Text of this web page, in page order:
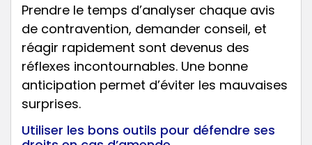
Prendre le temps d’analyser chaque avis
de contravention, demander conseil, et
réagir rapidement sont devenus des
réflexes incontournables. Une bonne
anticipation permet d’éviter les mauvaises
surprises.
Utiliser les bons outils pour défendre ses